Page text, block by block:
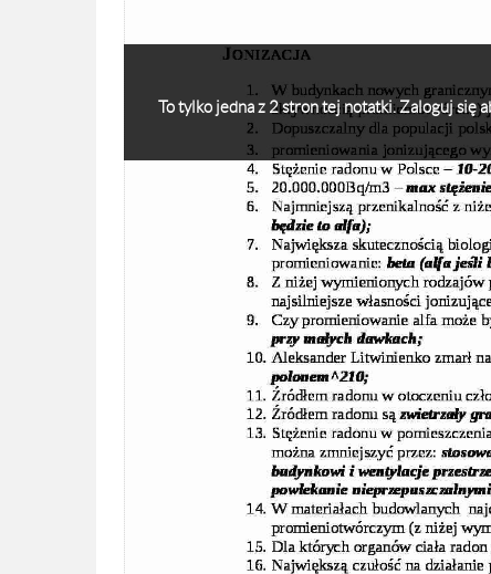
To tylko jedna z 2 stron tej notatki. Zaloguj się